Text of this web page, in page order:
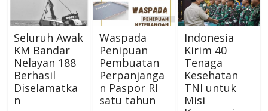
Seluruh Awak
KM Bandar
Nelayan 188
Berhasil
Diselamatka
n
Waspada
Penipuan
Pembuatan
Perpanjanga
n Paspor RI
satu tahun
Indonesia
Kirim 40
Tenaga
Kesehatan
TNI untuk
Misi